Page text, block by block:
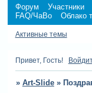
Форум Участники
FAQ/ЧаВо
Облако
Активные темы
Привет, Гость!
» Art-Slide »